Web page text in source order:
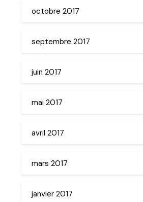
octobre 2017
septembre 2017
juin 2017
mai 2017
avril 2017
mars 2017
janvier 2017